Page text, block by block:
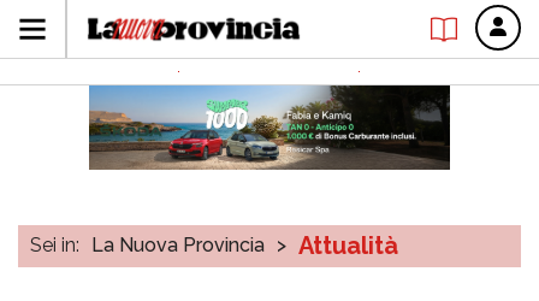
Sei in: La Nuova Provincia > Attualità